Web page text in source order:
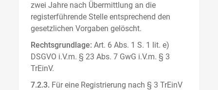
zwei Jahre nach Übermittlung an die
registerführende Stelle entsprechend den
gesetzlichen Vorgaben gelöscht.
Rechtsgrundlage: Art. 6 Abs. 1 S. 1 lit. e)
DSGVO i.V.m. § 23 Abs. 7 GwG i.V.m. § 3
TrEinV.
7.2.3. Für eine Registrierung nach § 3 TrEinV